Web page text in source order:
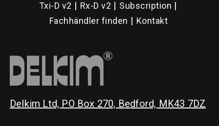
Txi-D v2 Rx-D v2
Subscription
Fachhändler finden
Kontakt
Delkim Ltd, PO Box 270, Bedford, MK43 7DZ